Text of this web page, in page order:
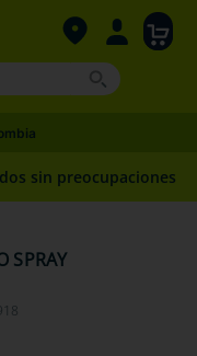
sin preocupaciones
SPRAY